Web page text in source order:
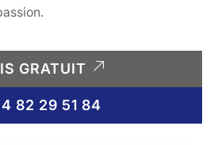
GRATUIT
82 29 51 84